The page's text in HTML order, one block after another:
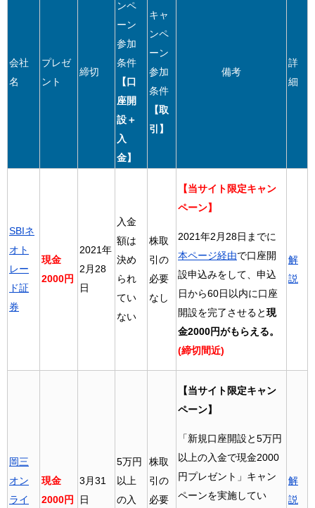
会社
名
プレゼ
ント
締切
ンペ
ーン
参加
条件
【口
座開
設＋
入
金】
キャ
ンペ
ーン
参加
条件
【取
引】
備考
詳
細
SBIネ
オト
レー
ド証
券
現金
2000円
2021年
2月28
日
入金
額は
決め
られ
てい
ない
株取
引の
必要
なし
【当サイト限定キャン
ペーン】
2021年2月28日までに
本ページ経由で口座開
設申込みをして、申込
日から60日以内に口座
開設を完了させると 現
金2000円がもらえる。
(締切間近)
解
説
岡三
オン
ライ
現金
2000円
3月31
日
5万円
以上
の入
株取
引の
必要
【当サイト限定キャン
ペーン】
「新規口座開設と5万円
以上の入金で現金2000
円プレゼント」キャン
ペーンを実施してい
解
説